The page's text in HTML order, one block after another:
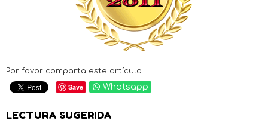
Por favor comparta este artículo:
Save Whatsapp
LECTURA SUGERIDA